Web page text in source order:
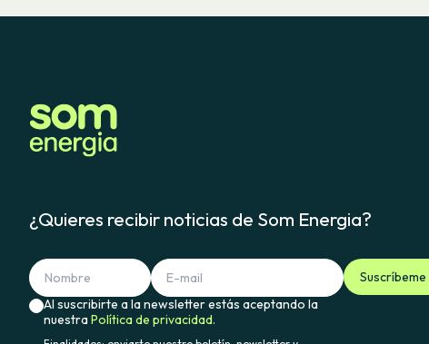
¿Quieres recibir noticias de Som Energia?
Suscríbeme
Al suscribirte a la newsletter estás aceptando la
nuestraPolítica de privacidad.